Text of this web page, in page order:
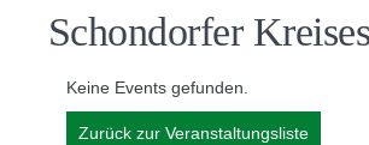
Schondorfer Kreises
Keine Events gefunden.
Zurück zur Veranstaltungsliste